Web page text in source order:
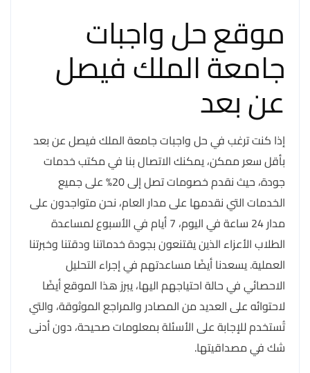
موقع حل واجبات
جامعة الملك فيصل
عن بعد
إذا كنت ترغب في حل واجبات جامعة الملك فيصل عن بعد
بأقل سعر ممكن، يمكنك الاتصال بنا في مكتب خدمات
جودة، حيث نقدم خصومات تصل إلى 20% على جميع
الخدمات التي نقدمها على مدار العام، نحن متواجدون على
مدار 24 ساعة في اليوم، 7 أيام في الأسبوع لمساعدة
الطلاب الأعزاء الذين يقتنعون بجودة خدماتنا ودقتنا وخبرتنا
العملية. يسعدنا أيضًا مساعدتهم في إجراء التحليل
الاحصائي في حالة احتياجهم اليها، يبرز هذا الموقع أيضًا
لاحتوائه على العديد من المصادر والمراجع الموثوقة، والتي
تُستخدم للإجابة على الأسئلة بمعلومات صحيحة، دون أدنى
شك في مصداقيتها.